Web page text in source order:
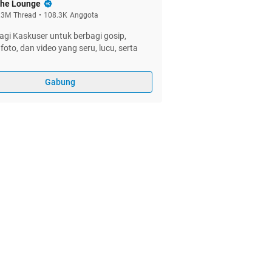
Lounge
Thread • 108.3K Anggota
Kaskuser untuk berbagi gosip,
dan video yang seru, lucu, serta
Gabung